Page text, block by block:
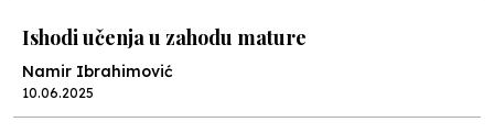
Ishodi učenja u zahodu mature
Namir Ibrahimović
10.06.2025